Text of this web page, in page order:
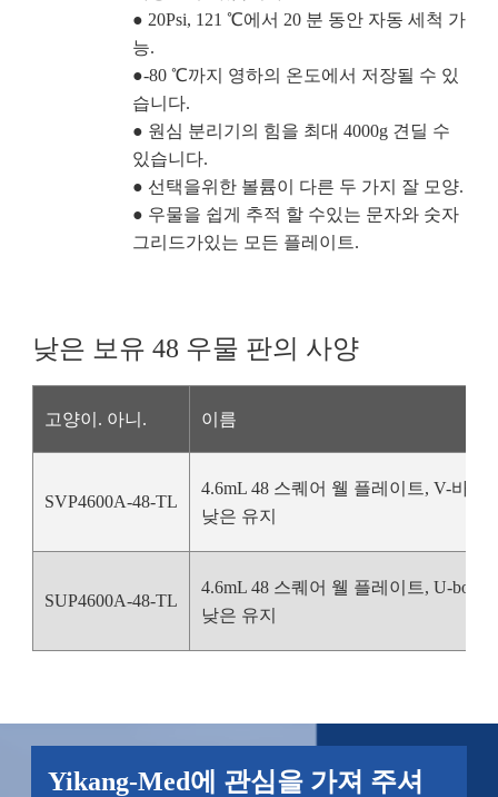
● 20Psi, 121 ℃에서 20 분 동안 자동 세척 가
능.
●-80 ℃까지 영하의 온도에서 저장될 수 있
습니다.
● 원심 분리기의 힘을 최대 4000g 견딜 수
있습니다.
● 선택을위한 볼륨이 다른 두 가지 잘 모양.
● 우물을 쉽게 추적 할 수있는 문자와 숫자
그리드가있는 모든 플레이트.
낮은 보유 48 우물 판의 사양
고양이. 아니. 이름
SVP4600A-48-TL
4.6mL 48 스퀘어 웰 플레이트, V-바닥,
낮은 유지
SUP4600A-48-TL
4.6mL 48 스퀘어 웰 플레이트, U-
낮은 유지
Yikang-Med에 관심을 가져 주셔